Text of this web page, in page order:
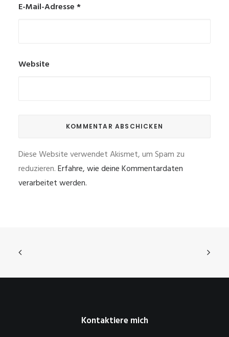
E-Mail-Adresse*
Website
Diese Website verwendet Akismet, um Spam zu
reduzieren.Erfahre, wie deine Kommentardaten
verarbeitet werden.
Kontaktiere mich